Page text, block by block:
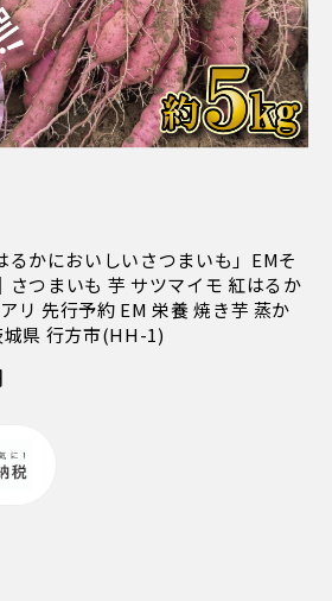
かにおいしいさつまいも」EMそ
さつまいも 芋 サツマイモ 紅はるか
リ 先行予約 EM 栄養 焼き芋 蒸か
城県 行方市(HH-1)